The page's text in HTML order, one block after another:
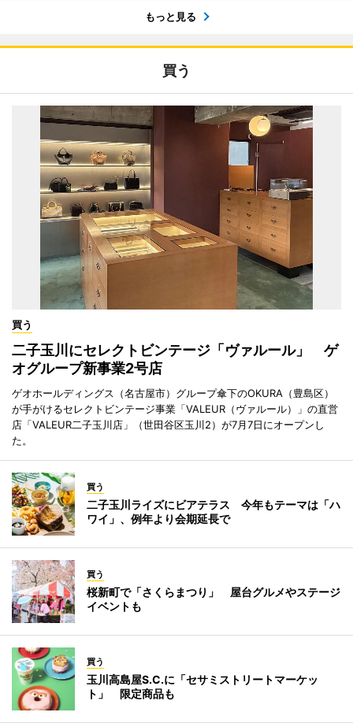
もっと見る
買う
買う
二子玉川にセレクトビンテージ「ヴァルール」 ゲ
オグループ新事業2号店
ゲオホールディングス（名古屋市）グループ傘下のOKURA（豊島区）
が手がけるセレクトビンテージ事業「VALEUR（ヴァルール）」の直営
店「VALEUR二子玉川店」（世田谷区玉川2）が7月7日にオープンし
た。
買う
二子玉川ライズにビアテラス 今年もテーマは「ハ
ワイ」、例年より会期延長で
買う
桜新町で「さくらまつり」 屋台グルメやステージ
イベントも
買う
玉川高島屋S.C.に「セサミストリートマーケッ
ト」 限定商品も